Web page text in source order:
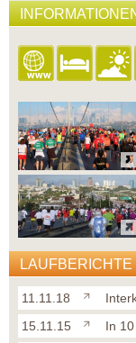
LAUFBERICHTE
11.11.18
15.11.15
In